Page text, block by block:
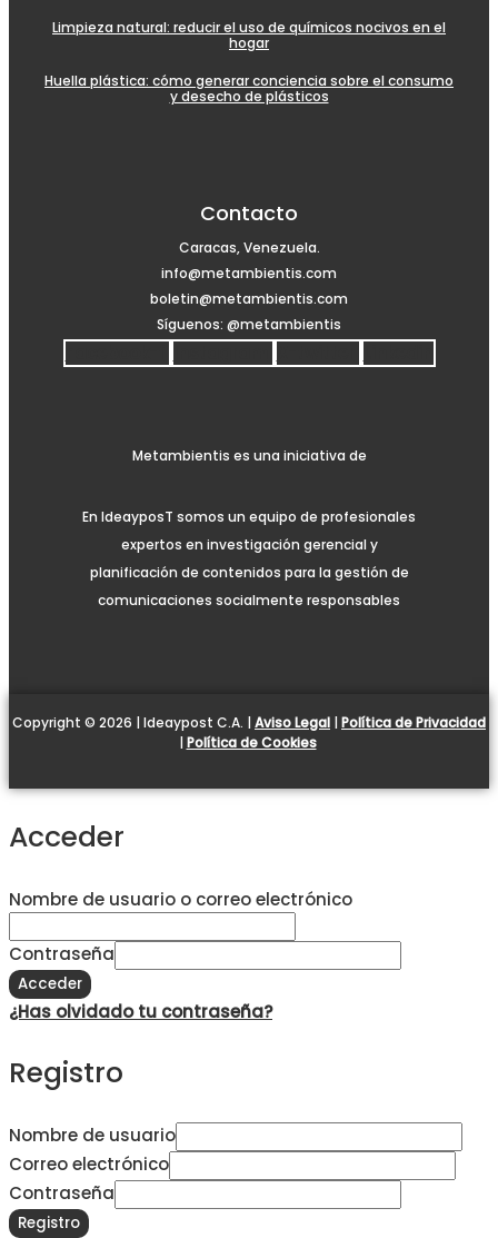
Limpieza natural: reducir el uso de químicos nocivos en el
hogar
Huella plástica: cómo generar conciencia sobre el consumo
y desecho de plásticos
Contacto
Caracas, Venezuela.
info@metambientis.com
boletin@metambientis.com
Síguenos: @metambientis
Metambientis es una iniciativa de
En IdeayposT somos un equipo de profesionales
expertos en investigación gerencial y
planificación de contenidos para la gestión de
comunicaciones socialmente responsables
Copyright © 2026 | Ideaypost C.A. | Aviso Legal | Política de Privacidad
| Política de Cookies
Acceder
Nombre de usuario o correo electrónico
Contraseña
Acceder
¿Has olvidado tu contraseña?
Registro
Nombre de usuario
Correo electrónico
Contraseña
Registro